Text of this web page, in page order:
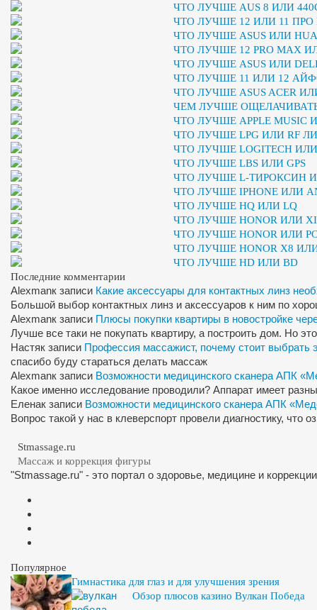
ЧТО ЛУЧШЕ AUS 8 ИЛИ
ЧТО ЛУЧШЕ 12 ИЛИ 11
ЧТО ЛУЧШЕ ASUS ИЛИ
ЧТО ЛУЧШЕ 12 PRO MAX
ЧТО ЛУЧШЕ ASUS ИЛИ
ЧТО ЛУЧШЕ 11 ИЛИ 12
ЧТО ЛУЧШЕ ASUS ACER
ЧЕМ ЛУЧШЕ
ЧТО ЛУЧШЕ APPLE MUSIC
ЧТО ЛУЧШЕ LPG ИЛИ RF
ЧТО ЛУЧШЕ LOGITECH ИЛИ
ЧТО ЛУЧШЕ LBS ИЛИ GPS
ЧТО ЛУЧШЕ L-ТИРОКСИН
ЧТО ЛУЧШЕ IPHONE ИЛИ
ЧТО ЛУЧШЕ HQ ИЛИ LQ
ЧТО ЛУЧШЕ HONOR ИЛИ
ЧТО ЛУЧШЕ HONOR ИЛИ
ЧТО ЛУЧШЕ HONOR X8 ИЛИ
ЧТО ЛУЧШЕ HD ИЛИ BD
Последние комментарии
Alexmanк записи Какие аксессуары для контактных линз
Большой выбор контактных линз и аксессуаров к ним по
Alexmanк записи Плюсы покупки квартиры в новостройке
Лучше все таки не покупать квартиру, а построить дом. Но
Настяк записи Профессия массажист, почему стоит выбрать
спасибо буду стараться делать массаж
Alexmanк записи Возможности медицинского сканера АПК
Какое именно исследование проводили? Аппарат имеет
Еленак записи Возможности медицинского сканера АПК
Вопрос такой у нас в клеверспорт провели диагностику, что
Stmassage.ru
Массаж и коррекция фигуры
"Stmassage.ru" - это портал о здоровье, медицине и
Популярное
Гимнастика для глаз и для улучшения зрения
Обзор плюсов казино Вулкан Победа